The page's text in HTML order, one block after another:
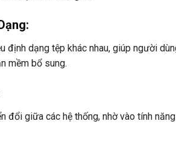
:
định dạng tệp khác nhau, giúp người
mềm bổ sung.
đổi giữa các hệ thống, nhờ vào tính